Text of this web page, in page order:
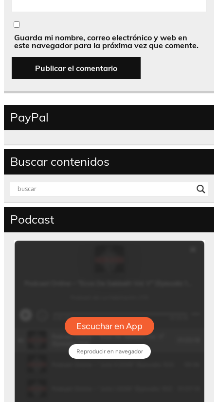
Guarda mi nombre, correo electrónico y web en
este navegador para la próxima vez que comente.
PayPal
Buscar contenidos
Podcast